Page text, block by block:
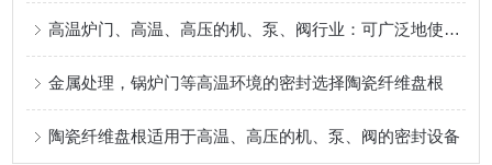
高温炉门、高温、高压的机、泵、阀行业：可广泛地使用陶瓷纤维盘根
金属处理，锅炉门等高温环境的密封选择陶瓷纤维盘根
陶瓷纤维盘根适用于高温、高压的机、泵、阀的密封设备